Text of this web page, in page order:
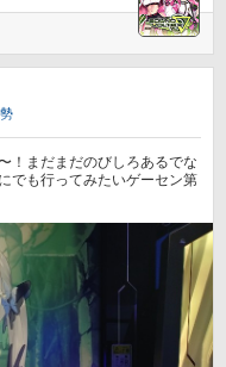
！まだまだのびしろあるでな
でも行ってみたいゲーセン第